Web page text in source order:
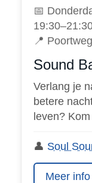
📅
📍
Sound
Verlang je
betere
leven?
👤 Soul
Meer info